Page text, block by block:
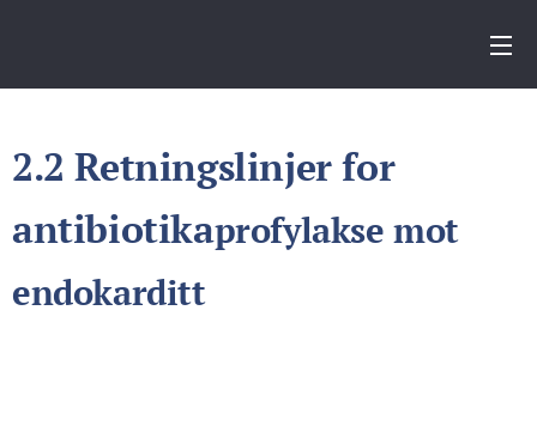
2.2 Retningslinjer for
antibiotikaprofylakse mot
endokarditt